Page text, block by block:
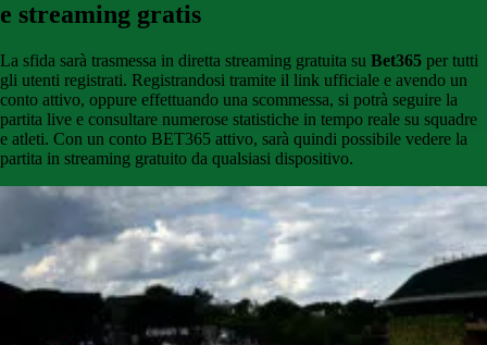
e streaming gratis
La sfida sarà trasmessa in diretta streaming gratuita su Bet365 per tutti
gli utenti registrati. Registrandosi tramite il link ufficiale e avendo un
conto attivo, oppure effettuando una scommessa, si potrà seguire la
partita live e consultare numerose statistiche in tempo reale su squadre
e atleti. Con un conto BET365 attivo, sarà quindi possibile vedere la
partita in streaming gratuito da qualsiasi dispositivo.